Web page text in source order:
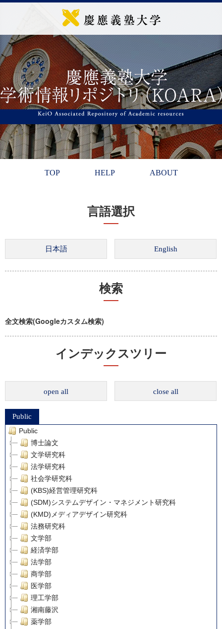
TOP HELP ABOUT
言語選択
検索
全文検索(Googleカスタム検索)
インデックスツリー
open all close all
Public
Public
博士論文
文学研究科
法学研究科
社会学研究科
(KBS)経営管理研究科
(SDM)システムデザイン・マネジメント研究科
(KMD)メディアデザイン研究科
法務研究科
文学部
経済学部
法学部
商学部
医学部
理工学部
湘南藤沢
薬学部